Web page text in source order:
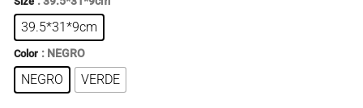
original
era:
68,91€.
39.5*31*9cm
Color : NEGRO
NEGRO VERDE